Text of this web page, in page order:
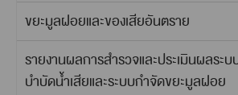
ขยะมูลฝอยและของเสียอันตราย
รายงานผลการสำรวจและประเมินผลระบ
บำบัดน้ำเสียและระบบกำจัดขยะมูลฝอย